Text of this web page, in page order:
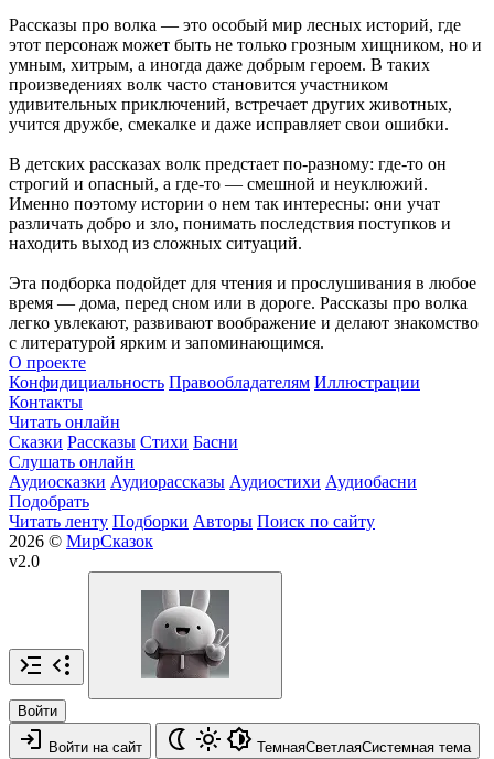
Рассказы про волка — это особый мир лесных историй, где
этот персонаж может быть не только грозным хищником, но и
умным, хитрым, а иногда даже добрым героем. В таких
произведениях волк часто становится участником
удивительных приключений, встречает других животных,
учится дружбе, смекалке и даже исправляет свои ошибки.
В детских рассказах волк предстает по-разному: где-то он
строгий и опасный, а где-то — смешной и неуклюжий.
Именно поэтому истории о нем так интересны: они учат
различать добро и зло, понимать последствия поступков и
находить выход из сложных ситуаций.
Эта подборка подойдет для чтения и прослушивания в любое
время — дома, перед сном или в дороге. Рассказы про волка
легко увлекают, развивают воображение и делают знакомство
с литературой ярким и запоминающимся.
О проекте
Конфидициальность Правообладателям Иллюстрации
Контакты
Читать онлайн
Сказки Рассказы Стихи Басни
Слушать онлайн
Аудиосказки Аудиорассказы Аудиостихи Аудиобасни
Подобрать
Читать ленту Подборки Авторы Поиск по сайту
2026 © МирСказок
v2.0
Войти
Войти на сайт ТемнаяСветлаяСистемная тема